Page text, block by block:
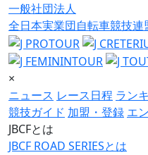
一般社団法人
全日本実業団自転車競技連
×
ニュース レース日程 ラン
競技ガイド 加盟・登録 エ
JBCFとは
JBCF ROAD SERIESとは